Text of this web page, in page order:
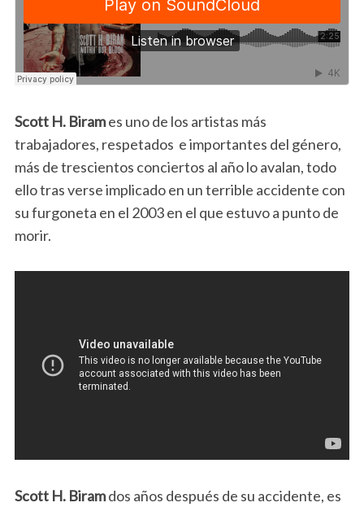
Scott H. Birames uno de los artistas más
trabajadores, respetados e importantes del género,
más de trescientos conciertos al año lo avalan, todo
ello tras verse implicado en un terrible accidente con
su furgoneta en el 2003 en el que estuvo a punto de
morir.
Scott H. Biramdos años después de su accidente, es